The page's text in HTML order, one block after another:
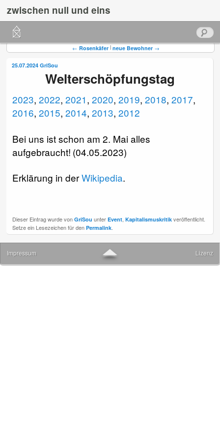
zwischen null und eins
Hauptmenü
Zum
primären
springen
Zum
sekundären
springen
Suchen
← Rosenkäfer | neue Bewohner →
Welterschöpfungstag
25.07.2024 GriSou
2023,2022,2021,2020,2019,2018,2017,
2016,2015,2014,2013,2012
Bei uns ist schon am 2. Mai alles
aufgebraucht! (04.05.2023)
Erklärung in derWikipedia.
Dieser Eintrag wurde vonGriSou unterEvent ,Kapitalismuskritik veröffentlicht.
Setze ein Lesezeichen für denPermalink
Impressum ▲ Lizenz